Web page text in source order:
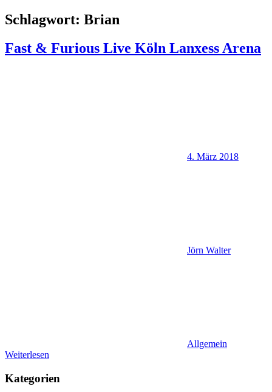
Schlagwort: Brian
Fast & Furious Live Köln Lanxess Arena
4. März 2018
Jörn Walter
Allgemein
Weiterlesen
Kategorien